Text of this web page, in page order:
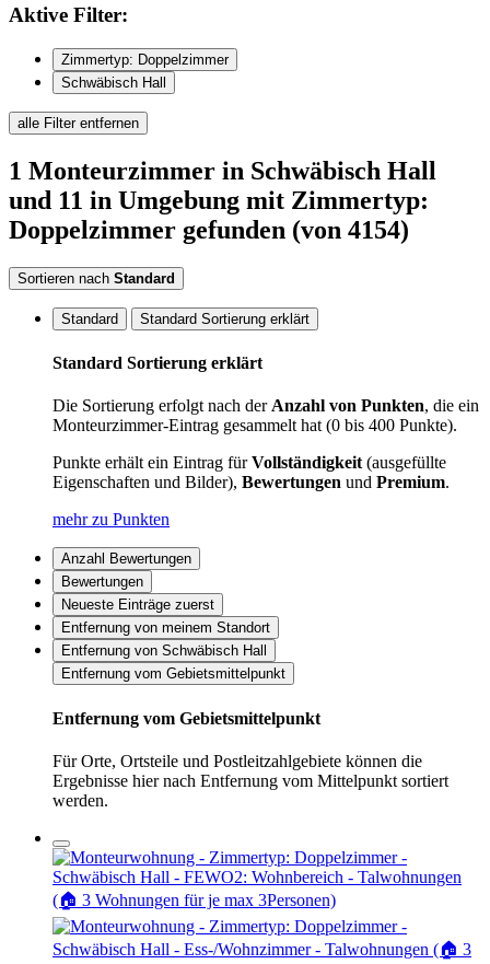
Aktive Filter:
Zimmertyp: Doppelzimmer
Schwäbisch Hall
alle Filter entfernen
1 Monteurzimmer in Schwäbisch Hall
und 11 in Umgebung mit Zimmertyp:
Doppelzimmer gefunden (von 4154)
Sortieren nach Standard
Standard Standard Sortierung erklärt
Standard Sortierung erklärt
Die Sortierung erfolgt nach derAnzahl von Punkten, die ein
Monteurzimmer-Eintrag gesammelt hat (0 bis 400 Punkte).
Punkte erhält ein Eintrag fürVollständigkeit(ausgefüllte
Eigenschaften und Bilder), Bewertungen und Premium.
mehr zu Punkten
Anzahl Bewertungen
Bewertungen
Neueste Einträge zuerst
Entfernung von meinem Standort
Entfernung von Schwäbisch Hall
Entfernung vom Gebietsmittelpunkt
Entfernung vom Gebietsmittelpunkt
Für Orte, Ortsteile und Postleitzahlgebiete können die
Ergebnisse hier nach Entfernung vom Mittelpunkt sortiert
werden.